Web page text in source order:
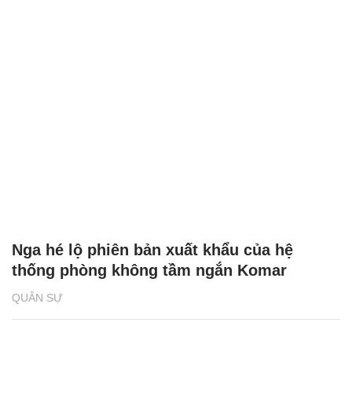
QUÂN SỰ
Nga hé lộ phiên bản xuất khẩu của hệ
thống phòng không tầm ngắn Komar